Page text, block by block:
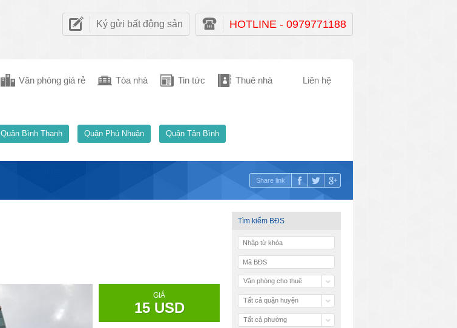
Ký gửi bất động sản HOTLINE - 0979771188
Văn phòng giá rẻ Tòa nhà Tin tức Thuê nhà Liên hệ
Quận Bình Thạnh Quận Phú Nhuận Quận Tân Bình
Share link
GIÁ
15 USD
Tìm kiếm BĐS
Văn phòng cho thuê
Tất cả quận huyện
Tất cả phường